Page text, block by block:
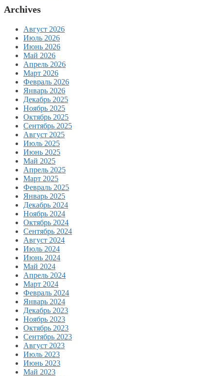
Archives
Август 2026
Июль 2026
Июнь 2026
Май 2026
Апрель 2026
Март 2026
Февраль 2026
Январь 2026
Декабрь 2025
Ноябрь 2025
Октябрь 2025
Сентябрь 2025
Август 2025
Июль 2025
Июнь 2025
Май 2025
Апрель 2025
Март 2025
Февраль 2025
Январь 2025
Декабрь 2024
Ноябрь 2024
Октябрь 2024
Сентябрь 2024
Август 2024
Июль 2024
Июнь 2024
Май 2024
Апрель 2024
Март 2024
Февраль 2024
Январь 2024
Декабрь 2023
Ноябрь 2023
Октябрь 2023
Сентябрь 2023
Август 2023
Июль 2023
Июнь 2023
Май 2023